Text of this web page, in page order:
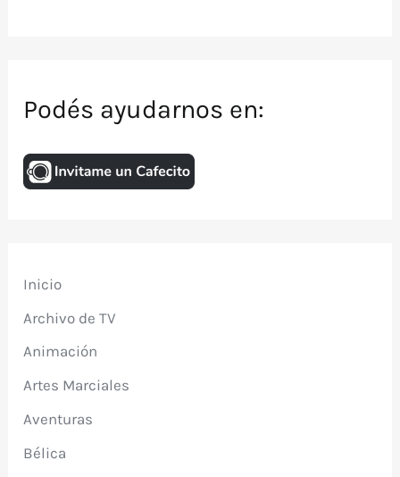
Podés ayudarnos en:
Inicio
Archivo de TV
Animación
Artes Marciales
Aventuras
Bélica